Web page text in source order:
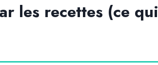
les recettes (ce qui